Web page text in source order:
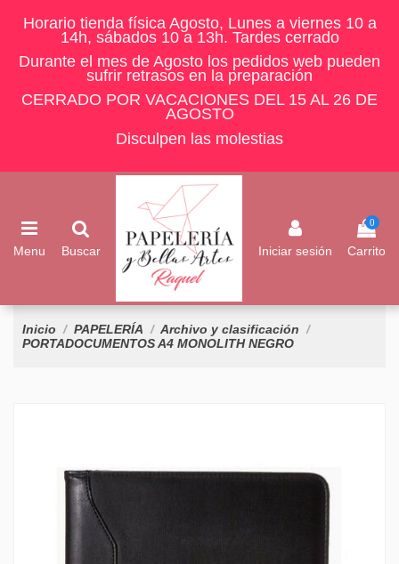
Horario tienda física Agosto, Lunes a viernes 10 a
14h, sábados 10 a 13h. Tardes cerrado
Durante el mes de Agosto los pedidos web pueden
sufrir retrasos en la preparación
CERRADO POR VACACIONES DEL 15 AL 26 DE
AGOSTO
Disculpen las molestias
Menu Buscar Iniciar sesión
0
Carrito
Inicio PAPELERÍA
Archivo y clasificación
PORTADOCUMENTOS A4 MONOLITH NEGRO